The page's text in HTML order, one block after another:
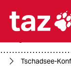

Tschadsee-